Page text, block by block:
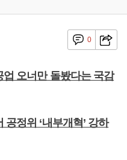
0
오너만 돌봤다는 국감
정위 ‘내부개혁’ 강하